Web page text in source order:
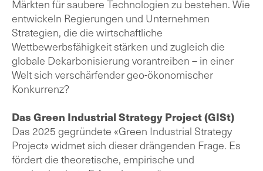
Märkten für saubere Technologien zu bestehen. Wie
entwickeln Regierungen und Unternehmen
Strategien, die die wirtschaftliche
Wettbewerbsfähigkeit stärken und zugleich die
globale Dekarbonisierung vorantreiben – in einer
Welt sich verschärfender geo-ökonomischer
Konkurrenz?
Das Green Industrial Strategy Project (GISt)
Das 2025 gegründete «Green Industrial Strategy
Project» widmet sich dieser drängenden Frage. Es
fördert die theoretische, empirische und